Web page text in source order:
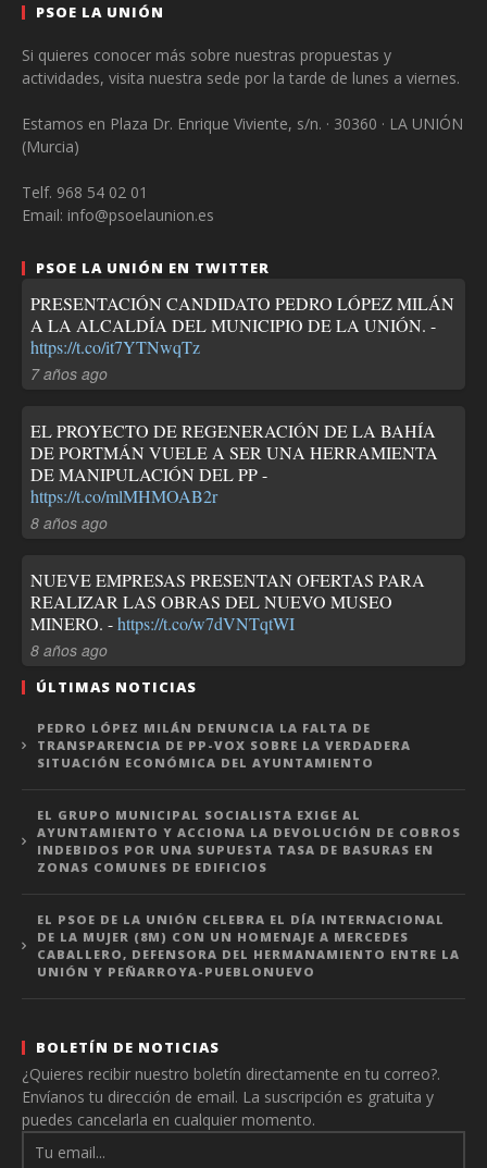
PSOE LA UNIÓN
Si quieres conocer más sobre nuestras propuestas y
actividades, visita nuestra sede por la tarde de lunes a viernes.
Estamos en Plaza Dr. Enrique Viviente, s/n. · 30360 · LA UNIÓN
(Murcia)
Telf. 968 54 02 01
Email: info@psoelaunion.es
PSOE LA UNIÓN EN TWITTER
PRESENTACIÓN CANDIDATO PEDRO LÓPEZ MILÁN
A LA ALCALDÍA DEL MUNICIPIO DE LA UNIÓN. -
https://t.co/it7YTNwqTz
7 años ago
EL PROYECTO DE REGENERACIÓN DE LA BAHÍA
DE PORTMÁN VUELE A SER UNA HERRAMIENTA
DE MANIPULACIÓN DEL PP -
https://t.co/mlMHMOAB2r
8 años ago
NUEVE EMPRESAS PRESENTAN OFERTAS PARA
REALIZAR LAS OBRAS DEL NUEVO MUSEO
MINERO. -https://t.co/w7dVNTqtWI
8 años ago
ÚLTIMAS NOTICIAS
PEDRO LÓPEZ MILÁN DENUNCIA LA FALTA DE
TRANSPARENCIA DE PP-VOX SOBRE LA VERDADERA
SITUACIÓN ECONÓMICA DEL AYUNTAMIENTO
EL GRUPO MUNICIPAL SOCIALISTA EXIGE AL
AYUNTAMIENTO Y ACCIONA LA DEVOLUCIÓN DE COBROS
INDEBIDOS POR UNA SUPUESTA TASA DE BASURAS EN
ZONAS COMUNES DE EDIFICIOS
EL PSOE DE LA UNIÓN CELEBRA EL DÍA INTERNACIONAL
DE LA MUJER (8M) CON UN HOMENAJE A MERCEDES
CABALLERO, DEFENSORA DEL HERMANAMIENTO ENTRE LA
UNIÓN Y PEÑARROYA-PUEBLONUEVO
BOLETÍN DE NOTICIAS
¿Quieres recibir nuestro boletín directamente en tu correo?.
Envíanos tu dirección de email. La suscripción es gratuita y
puedes cancelarla en cualquier momento.